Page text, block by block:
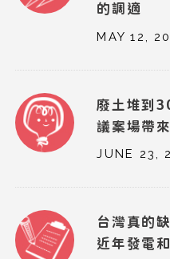
的調適
MAY 12,
廢土堆到
議案場帶
JUNE 23,
台灣真的
近年發電